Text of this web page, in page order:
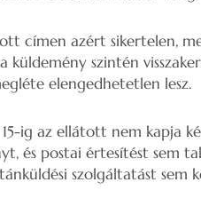
címen azért sikertelen,
küldemény szintén
elengedhetetlen lesz.
ig az ellátott nem kapja
és postai értesítést sem
szolgáltatást sem